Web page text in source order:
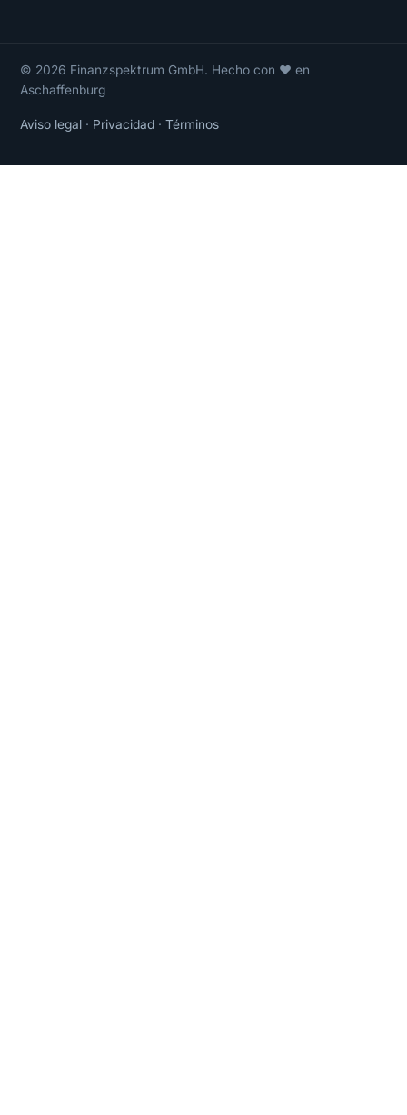
© 2026 Finanzspektrum GmbH. Hecho con ❤ en
Aschaffenburg
Aviso legal · Privacidad · Términos